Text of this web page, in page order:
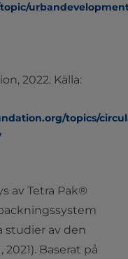
2022. Källa:
topics/
av Tetra Pak®
studier av den
Baserat på